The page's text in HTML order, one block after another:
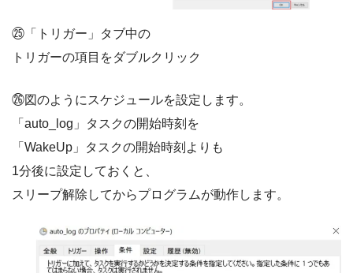
㉕「トリガー」タブ中の
トリガーの項目をダブルクリック
㉖図のようにスケジュールを設定します。
「auto_log」タスクの開始時刻を
「WakeUp」タスクの開始時刻よりも
1分後に設定しておくと、
スリープ解除してからプログラムが動作します。